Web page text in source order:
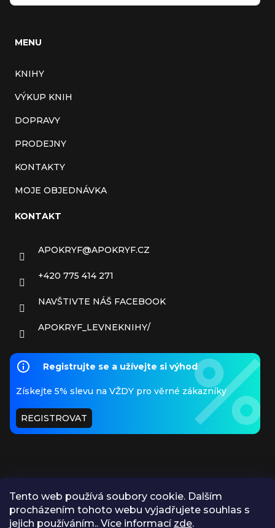
Tento web používá soubory cookie. Dalším
procházením tohoto webu vyjadřujete souhlas s
jejich používáním.. Více informací zde.
MENU
KNIHY
VÝKUP KNIH
DOPRAVY
PRODEJNY
KONTAKTY
MOJE OBJEDNÁVKA
KONTAKT
APOKRYF@APOKRYF.CZ
+420 775 414 271
NAVŠTIVTE NÁŠ FACEBOOK
APOKRYF_LEVNEKNIHY/
Registrujte se a užívejte si výhod
Získejte 5% slevu na VŽDY pro věrné zákazníky
REGISTROVAT
PŘIJÍMÁME ONLINE PLATBY